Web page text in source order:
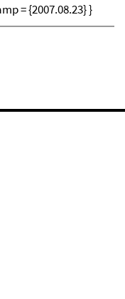
= {2007.08.23} }